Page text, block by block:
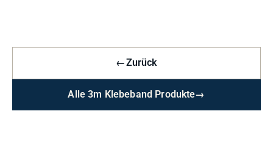
←Zurück
Alle 3m Klebeband Produkte→